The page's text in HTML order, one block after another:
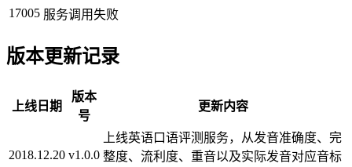
17005 服务调用失败
版本更新记录
上线日期
版本
号
更新内容
2018.12.20 v1.0.0
上线英语口语评测服务，从发音准确度、完
整度、流利度、重音以及实际发音对应音标